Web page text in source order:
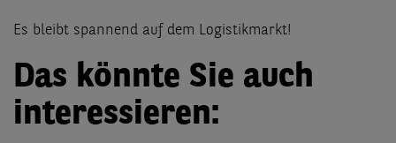
Es bleibt spannend auf dem Logistikmarkt!
Das könnte Sie auch
interessieren: